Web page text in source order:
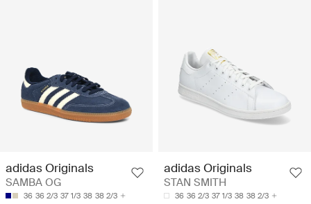
adidas Originals
SAMBA OG
36 36 2/3 37 1/3 38 38 2/3
adidas Originals
STAN SMITH
36 36 2/3 37 1/3 38 38 2/3